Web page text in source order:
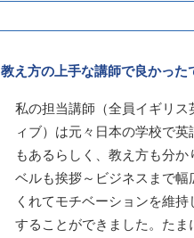
教え方の上手な講師で良かった
私の担当講師（全員イギリス
ィブ）は元々日本の学校で英
もあるらしく、教え方も分か
ベルも挨拶～ビジネスまで幅
くれてモチベーションを維持
することができました。たま